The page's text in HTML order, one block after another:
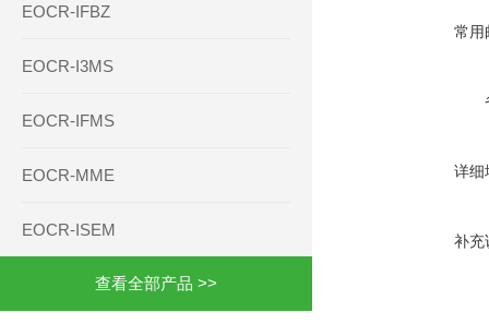
EOCR-IFBZ
EOCR-I3MS
EOCR-IFMS
EOCR-MME
EOCR-ISEM
查看全部产品 >>
常用
详细
补充